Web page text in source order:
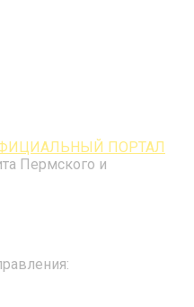
ПОРТАЛ
Пермского и